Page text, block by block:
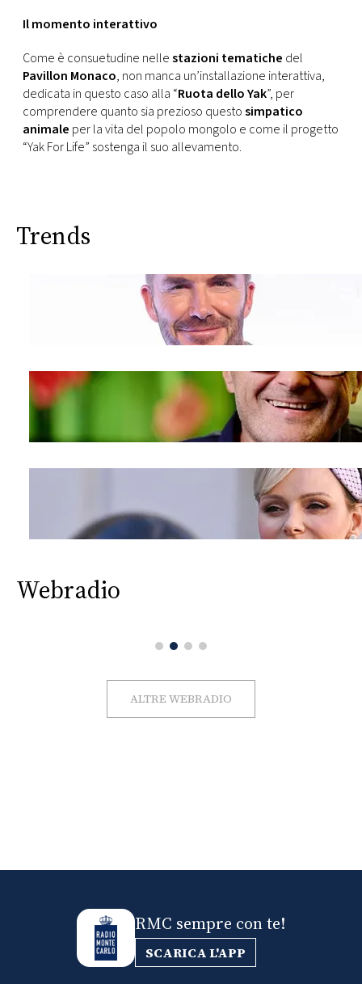
Il momento interattivo
Come è consuetudine nellestazioni tematiche del
Pavillon Monaco, non manca un’installazione interattiva,
dedicata in questo caso alla “Ruota dello Yak”, per
comprendere quanto sia prezioso questosimpatico
animale per la vita del popolo mongolo e come il progetto
“Yak For Life” sostenga il suo allevamento.
Trends
Webradio
ALTRE WEBRADIO
RMC sempre con te!
SCARICA L'APP